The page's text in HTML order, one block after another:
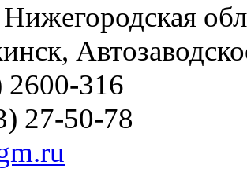
2600-316
27-50-78